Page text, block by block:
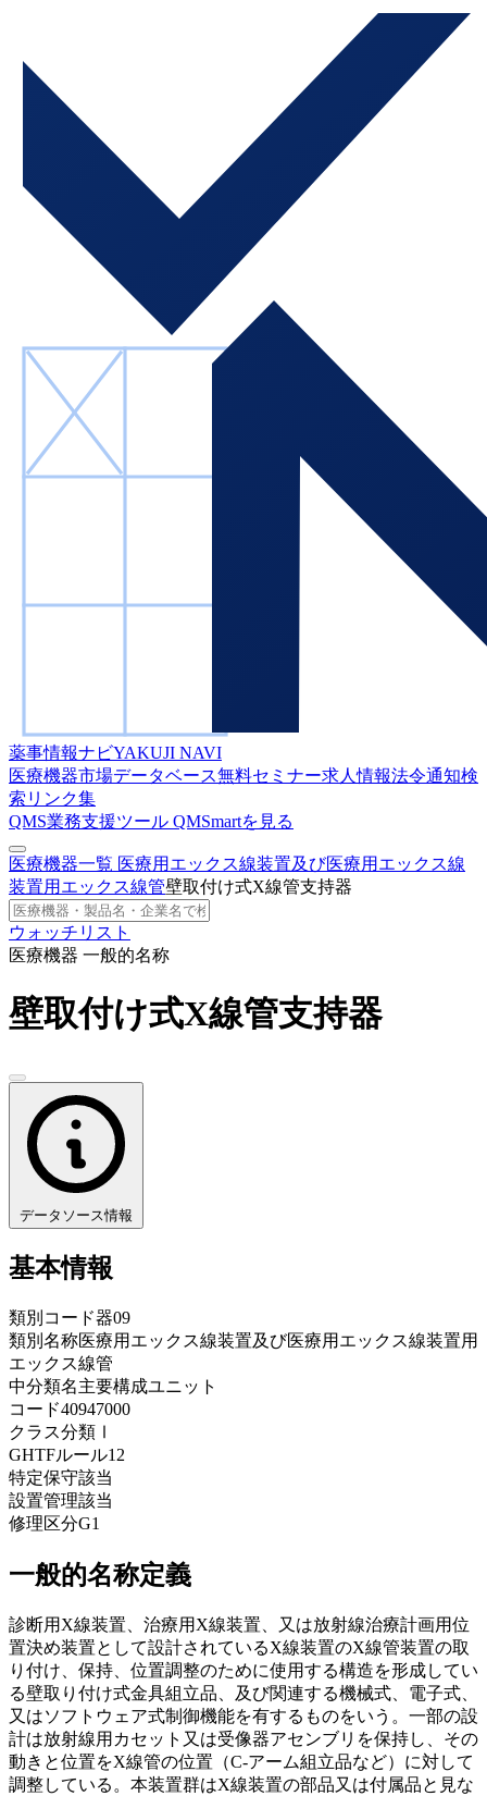
薬事情報ナビYAKUJI NAVI
医療機器市場データベース無料セミナー求人情報法令通知検
索 リンク集
QMS業務支援ツール QMSmartを見る
医療機器一覧 医療用エックス線装置及び医療用エックス線
装置用エックス線管壁取付け式X線管支持器
ウォッチリスト
医療機器 一般的名称
壁取付け式X線管支持器
データソース情報
基本情報
類別コード器09
類別名称医療用エックス線装置及び医療用エックス線装置用
エックス線管
中分類名主要構成ユニット
コード40947000
クラス分類 Ⅰ
GHTFルール12
特定保守該当
設置管理該当
修理区分G1
一般的名称定義
診断用X線装置、治療用X線装置、又は放射線治療計画用位
置決め装置として設計されているX線装置のX線管装置の取
り付け、保持、位置調整のために使用する構造を形成してい
る壁取り付け式金具組立品、及び関連する機械式、電子式、
又はソフトウェア式制御機能を有するものをいう。一部の設
計は放射線用カセット又は受像器アセンブリを保持し、その
動きと位置をX線管の位置（C-アーム組立品など）に対して
調整している。本装置群はX線装置の部品又は付属品と見な